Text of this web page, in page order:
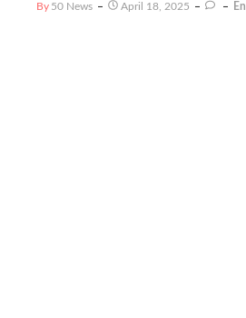
By 50 News April 18, 2025